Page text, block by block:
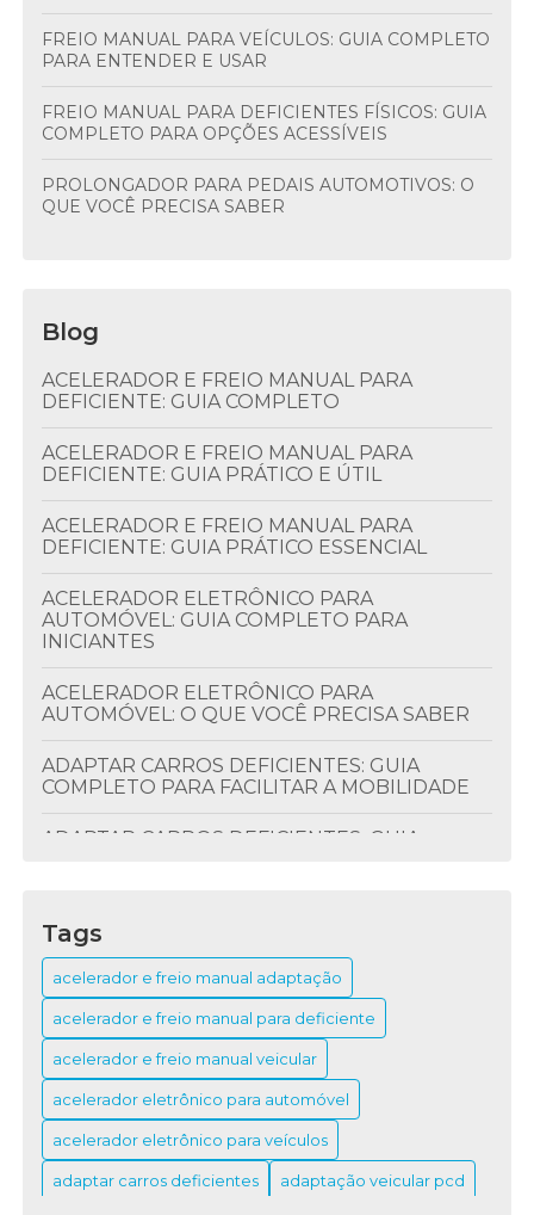
FREIO MANUAL PARA VEÍCULOS: GUIA COMPLETO
PARA ENTENDER E USAR
FREIO MANUAL PARA DEFICIENTES FÍSICOS: GUIA
COMPLETO PARA OPÇÕES ACESSÍVEIS
PROLONGADOR PARA PEDAIS AUTOMOTIVOS: O
QUE VOCÊ PRECISA SABER
Blog
ACELERADOR E FREIO MANUAL PARA
DEFICIENTE: GUIA COMPLETO
ACELERADOR E FREIO MANUAL PARA
DEFICIENTE: GUIA PRÁTICO E ÚTIL
ACELERADOR E FREIO MANUAL PARA
DEFICIENTE: GUIA PRÁTICO ESSENCIAL
ACELERADOR ELETRÔNICO PARA
AUTOMÓVEL: GUIA COMPLETO PARA
INICIANTES
ACELERADOR ELETRÔNICO PARA
AUTOMÓVEL: O QUE VOCÊ PRECISA SABER
ADAPTAR CARROS DEFICIENTES: GUIA
COMPLETO PARA FACILITAR A MOBILIDADE
ADAPTAR CARROS DEFICIENTES: GUIA
COMPLETO PARA FAZER A ESCOLHA CERTA
COMANDOS NO VOLANTE PARA CARRO: GUIA
DEFINITIVO PARA USAR O PAINEL COM
FACILIDADE
COMO O ACELERADOR ELETRÔNICO
TRANSFORMA O DESEMPENHO DO SEU
CARRO
ENTENDA TUDO SOBRE O FUNCIONAMENTO
DO ACELERADOR E FREIO MANUAL DE
Tags
acelerador e freio manual adaptação
acelerador e freio manual para deficiente
acelerador e freio manual veicular
acelerador eletrônico para automóvel
acelerador eletrônico para veículos
adaptar carros deficientes adaptação veicular pcd